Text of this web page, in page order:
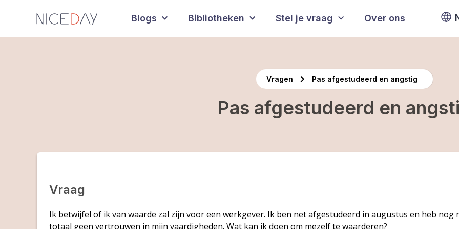
Blogs Bibliotheken Stel je vraag Over ons
Vragen Pas afgestudeerd en angstig
Pas afgestudeerd en
Vraag
Ik betwijfel of ik van waarde zal zijn voor een werkgever. Ik ben net afgestudeerd in augustus en heb
totaal geen vertrouwen in mijn vaardigheden. Wat kan ik doen om mezelf te waarderen?